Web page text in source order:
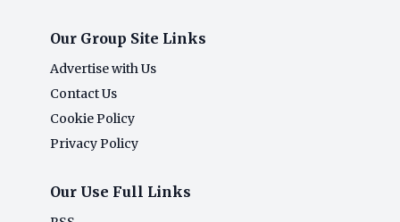
Our Group Site Links
Advertise with Us
Contact Us
Cookie Policy
Privacy Policy
Our Use Full Links